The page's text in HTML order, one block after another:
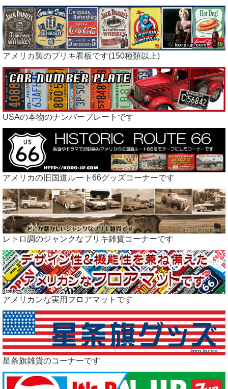
アメリカ製のブリキ看板です(150種類以上)
USAの本物のナンバープレートです
アメリカの旧国道ルート66グッズコーナーです
レトロ調のジャンクなブリキ雑貨コーナーです
アメリカンな実用フロアマットです
星条旗雑貨のコーナーです